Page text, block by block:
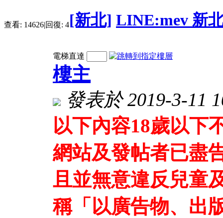
查看: 14626|回復: 4[新北] LINE:mev 新
電梯直達
樓主
發表於 2019-3-11
以下內容18歲以下
網站及發帖者已盡
且並無意違反兒童
稱「以廣告物、出